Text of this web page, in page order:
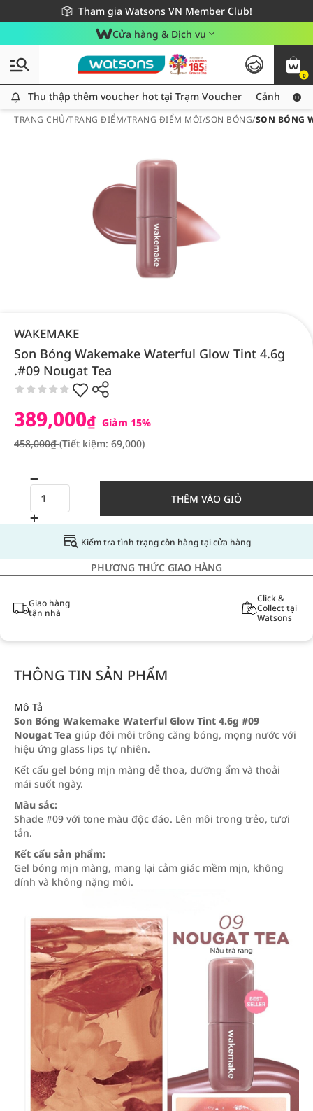
Tham gia Watsons VN Member Club!
Miễn phí giao hàng cho đơn hàng từ 249,000Đ
Giao hàng nhanh 24h - Áp dụng khu vực TP. Hồ Chí Minh
Cửa hàng & Dịch vụ
0
Thu thập thêm voucher hot tại Trạm Voucher
Thu thập thêm voucher hot tại Trạm Voucher Cảnh báo
TRANG CHỦ/TRANG ĐIỂM/TRANG ĐIỂM MÔI/SON BÓNG/SON BÓNG
WAKEMAKE
Son Bóng Wakemake Waterful Glow Tint 4.6g
.#09 Nougat Tea
389,000₫ Giảm 15%
458,000₫(Tiết kiệm: 69,000)
THÊM VÀO GIỎ
Kiểm tra tình trạng còn hàng tại cửa hàng
PHƯƠNG THỨC GIAO HÀNG
Giao hàng
tận nhà
Click &
Collect tại
Watsons
THÔNG TIN SẢN PHẨM
Mô Tả
Son Bóng Wakemake Waterful Glow Tint 4.6g #09
Nougat Tea giúp đôi môi trông căng bóng, mọng nước với
hiệu ứng glass lips tự nhiên.
Kết cấu gel bóng mịn màng dễ thoa, dưỡng ẩm và thoải
mái suốt ngày.
Màu sắc:
Shade #09 với tone màu độc đáo. Lên môi trong trẻo, tươi
tắn.
Kết cấu sản phẩm:
Gel bóng mịn màng, mang lại cảm giác mềm mịn, không
dính và không nặng môi.